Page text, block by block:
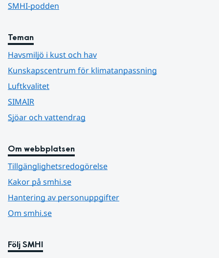
SMHI-podden
Teman
Havsmiljö i kust och hav
Kunskapscentrum för klimatanpassning
Luftkvalitet
SIMAIR
Sjöar och vattendrag
Om webbplatsen
Tillgänglighetsredogörelse
Kakor på smhi.se
Hantering av personuppgifter
Om smhi.se
Följ SMHI